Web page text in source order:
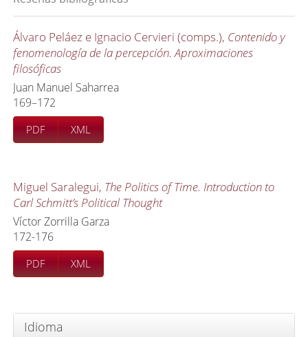
Álvaro Peláez e Ignacio Cervieri (comps.), Contenido y
fenomenología de la percepción. Aproximaciones
filosóficas
Juan Manuel Saharrea
169–172
PDF XML
Miguel Saralegui, The Politics of Time. Introduction to
Carl Schmitt’s Political Thought
Víctor Zorrilla Garza
172-176
PDF XML
Idioma